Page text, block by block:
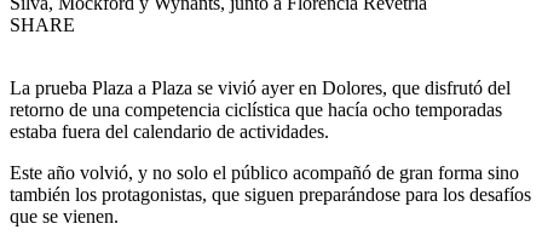
SHARE
La prueba Plaza a Plaza se vivió ayer en Dolores, que disfrutó del
retorno de una competencia ciclística que hacía ocho temporadas
estaba fuera del calendario de actividades.
Este año volvió, y no solo el público acompañó de gran forma sino
también los protagonistas, que siguen preparándose para los desafíos
que se vienen.